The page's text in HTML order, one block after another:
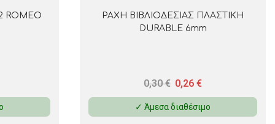
ROMEO
ΡΑΧΗ ΒΙΒΛΙΟΔΕΣΙΑΣ ΠΛΑΣΤΙΚΗ
DURABLE 6mm
0,30€ 0,26 €
✓ Άμεσα διαθέσιμο